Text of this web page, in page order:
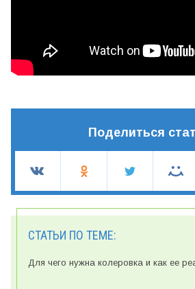
Поделиться
СТАТЬИ ПО ТЕМЕ:
Для чего нужна колеровка и как ее